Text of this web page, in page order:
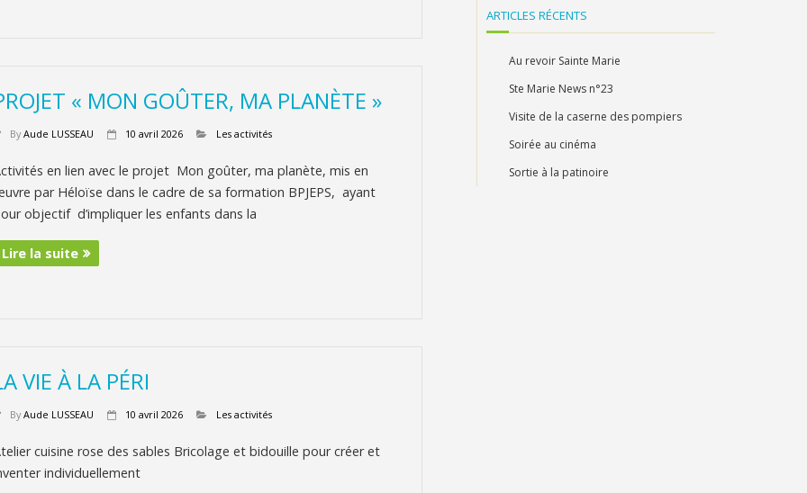
« MON GOÛTER, MA PLANÈTE »
ByAude LUSSEAU 10 avril 2026 Les activités
en lien avec le projet Mon goûter, ma planète, mis en
par Héloïse dans le cadre de sa formation BPJEPS, ayant
objectif d’impliquer les enfants dans la
Lire la suite
VIE À LA PÉRI
ByAude LUSSEAU 10 avril 2026 Les activités
cuisine rose des sables Bricolage et bidouille pour créer et
individuellement
ARTICLES RÉCENTS
Au revoir Sainte Marie
Ste Marie News n°23
Visite de la caserne des pompiers
Soirée au cinéma
Sortie à la patinoire